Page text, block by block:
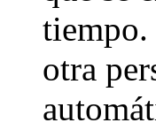
tiempo.
otra